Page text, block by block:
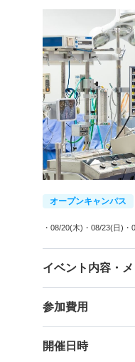
オープンキャンパス
・08/20(木) ・08/23(日) ・
イベント内容・
参加費用
開催日時